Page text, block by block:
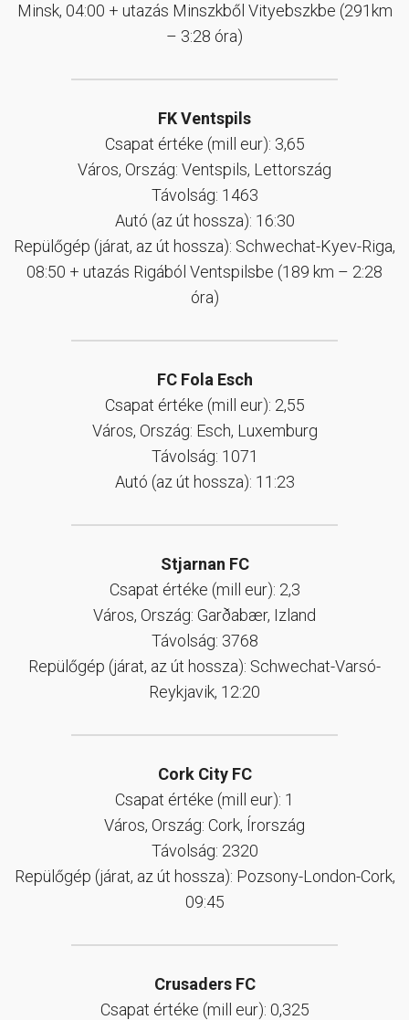
Minsk, 04:00 + utazás Minszkből Vityebszkbe (291km
– 3:28 óra)
FK Ventspils
Csapat értéke (mill eur): 3,65
Város, Ország: Ventspils, Lettország
Távolság: 1463
Autó (az út hossza): 16:30
Repülőgép (járat, az út hossza): Schwechat-Kyev-Riga,
08:50 + utazás Rigából Ventspilsbe (189 km – 2:28
óra)
FC Fola Esch
Csapat értéke (mill eur): 2,55
Város, Ország: Esch, Luxemburg
Távolság: 1071
Autó (az út hossza): 11:23
Stjarnan FC
Csapat értéke (mill eur): 2,3
Város, Ország: Garðabær, Izland
Távolság: 3768
Repülőgép (járat, az út hossza): Schwechat-Varsó-
Reykjavik, 12:20
Cork City FC
Csapat értéke (mill eur): 1
Város, Ország: Cork, Írország
Távolság: 2320
Repülőgép (járat, az út hossza): Pozsony-London-Cork,
09:45
Crusaders FC
Csapat értéke (mill eur): 0,325